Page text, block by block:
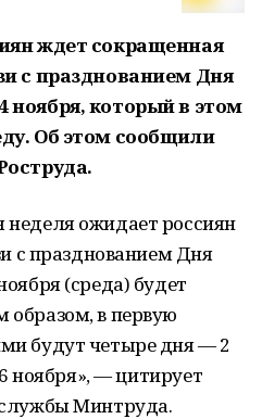
ждет сокращенная
с празднованием Дня
ноября, который в этом
Об этом сообщили
ожидает россиян
с празднованием Дня
(среда) будет
в первую
будут четыре дня — 2
ноября», — цитирует
службы Минтруда.